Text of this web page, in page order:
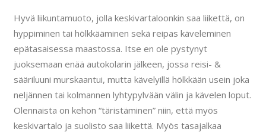
Hyvä liikuntamuoto, jolla keskivartaloonkin saa liikettä, on
hyppiminen tai hölkkääminen sekä reipas käveleminen
epätasaisessa maastossa. Itse en ole pystynyt
juoksemaan enää autokolarin jälkeen, jossa reisi- &
sääriluuni murskaantui, mutta kävelyillä hölkkään usein joka
neljännen tai kolmannen lyhtypylvään välin ja kävelen loput.
Olennaista on kehon “täristäminen” niin, että myös
keskivartalo ja suolisto saa liikettä. Myös tasajalkaa